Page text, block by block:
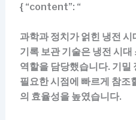
{ “content”: “
과학과 정치가 얽힌 냉전
기록 보관 기술은 냉전 시
역할을 담당했습니다. 기밀
필요한 시점에 빠르게 참조
의 효율성을 높였습니다.